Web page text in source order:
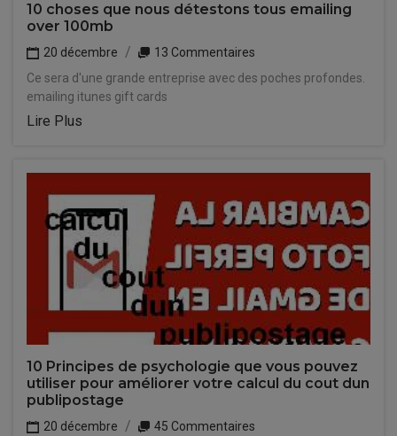
10 choses que nous détestons tous emailing
over 100mb
20 décembre
13 Commentaires
Ce sera d'une grande entreprise avec des poches profondes.
emailing itunes gift cards
Lire Plus
10 Principes de psychologie que vous pouvez
utiliser pour améliorer votre calcul du cout dun
publipostage
20 décembre
45 Commentaires